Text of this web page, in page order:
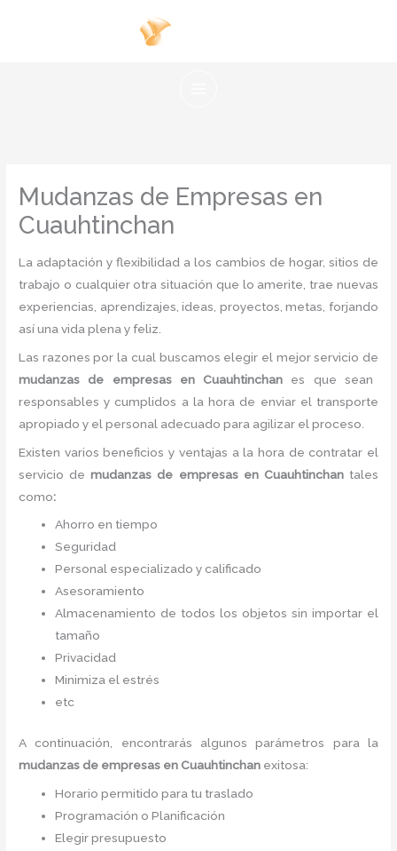
Mudanzas de Empresas en
Cuauhtinchan
La adaptación y flexibilidad a los cambios de hogar, sitios de
trabajo o cualquier otra situación que lo amerite, trae nuevas
experiencias, aprendizajes, ideas, proyectos, metas, forjando
así una vida plena y feliz.
Las razones por la cual buscamos elegir el mejor servicio de
mudanzas de empresas
en Cuauhtinchan es
que sean
responsables y cumplidos a la hora de enviar el transporte
apropiado y el personal adecuado para agilizar el proceso.
Existen varios beneficios y ventajas a la hora de contratar el
servicio de mudanzas de empresas en Cuauhtinchan tales
como:
Ahorro en tiempo
Seguridad
Personal especializado y calificado
Asesoramiento
Almacenamiento de todos los objetos sin importar el
tamaño
Privacidad
Minimiza el estrés
etc
A continuación, encontrarás algunos parámetros para la
mudanzas de empresas en Cuauhtinchan exitosa:
Horario permitido para tu traslado
Programación o Planificación
Elegir presupuesto